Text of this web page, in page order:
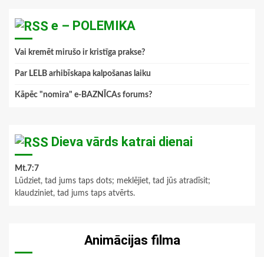
e – POLEMIKA
Vai kremēt mirušo ir kristīga prakse?
Par LELB arhibīskapa kalpošanas laiku
Kāpēc "nomira" e-BAZNĪCAs forums?
Dieva vārds katrai dienai
Mt.7:7
Lūdziet, tad jums taps dots; meklējiet, tad jūs atradīsit;
klaudziniet, tad jums taps atvērts.
Animācijas filma